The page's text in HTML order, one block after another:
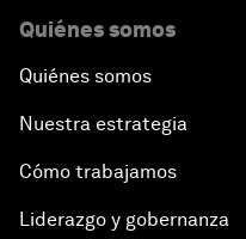
Quiénes somos
Quiénes somos
Nuestra estrategia
Cómo trabajamos
Liderazgo y gobernanza